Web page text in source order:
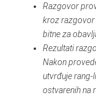
Razgovor
kroz razgovor
bitne za
Rezultati
Nakon
utvrđuje
ostvarenih na